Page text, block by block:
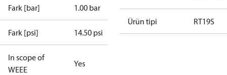
Fark [bar] 1.00 bar
Fark [psi] 14.50 psi
In scope of
WEEE
Yes
Ürün tipi RT19S